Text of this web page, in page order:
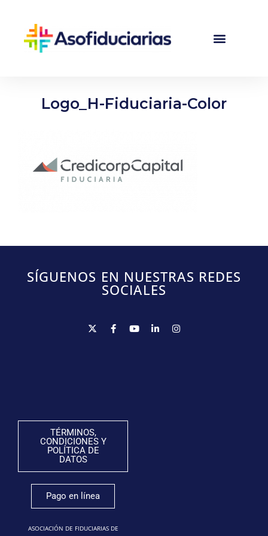
Logo_H-Fiduciaria-Color
SÍGUENOS EN NUESTRAS REDES
SOCIALES
TÉRMINOS,
CONDICIONES Y
POLÍTICA DE
DATOS
Pago en línea
ASOCIACIÓN DE FIDUCIARIAS DE